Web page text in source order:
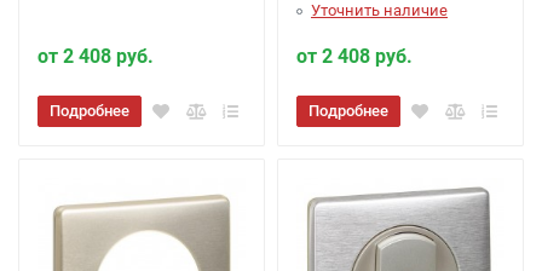
от 2 408 руб.
Подробнее
Уточнить наличие
от 2 408 руб.
Подробнее